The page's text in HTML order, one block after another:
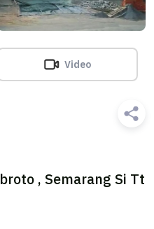
Video
, Semarang Si Tt